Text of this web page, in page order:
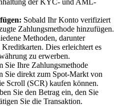
der KYC- und AML-
Sobald Ihr Konto verifiziert
Zahlungsmethode hinzufügen.
Methoden, darunter
Dies erleichtert es
zu erwerben.
Sie Ihre Zahlungsmethode
Sie direkt zum Spot-Markt von
Scroll (SCR) kaufen können.
Sie den Betrag ein, den Sie
Sie die Transaktion.